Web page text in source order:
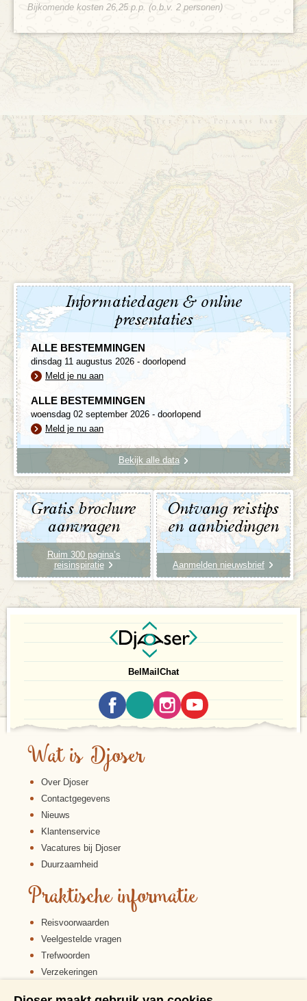
Bijkomende kosten 26,25 p.p. (o.b.v. 2 personen)
Informatiedagen & online
presentaties
ALLE BESTEMMINGEN
dinsdag 11 augustus 2026 - doorlopend
Meld je nu aan
ALLE BESTEMMINGEN
woensdag 02 september 2026 - doorlopend
Meld je nu aan
Bekijk alle data
Gratis brochure
aanvragen
Ruim 300 pagina’s
reisinspiratie
Ontvang reistips
en aanbiedingen
Aanmelden nieuwsbrief
Bel Mail Chat
Wat is Djoser
Over Djoser
Contactgegevens
Nieuws
Klantenservice
Vacatures bij Djoser
Duurzaamheid
Praktische informatie
Reisvoorwaarden
Veelgestelde vragen
Trefwoorden
Verzekeringen